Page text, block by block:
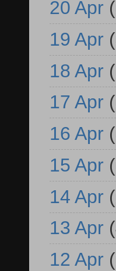
20 Apr
19 Apr
18 Apr
17 Apr
16 Apr
15 Apr
14 Apr
13 Apr
12 Apr